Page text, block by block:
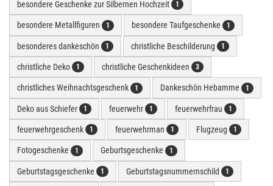
besondere Geschenke zur Silbernen Hochzeit 1
besondere Metallfiguren 1 besondere Taufgeschenke 1
besonderes dankeschön 1 christliche Beschilderung 1
christliche Deko 1 christliche Geschenkideen 3
christliches Weihnachtsgeschenk 1 Dankeschön Hebamme 1
Deko aus Schiefer 1 feuerwehr 1 feuerwehrfrau 1
feuerwehrgeschenk 1 feuerwehrman 1 Flugzeug 1
Fotogeschenke 1 Geburtsgeschenke 1
Geburtstagsgeschenke 1 Geburtstagsnummernschild 1